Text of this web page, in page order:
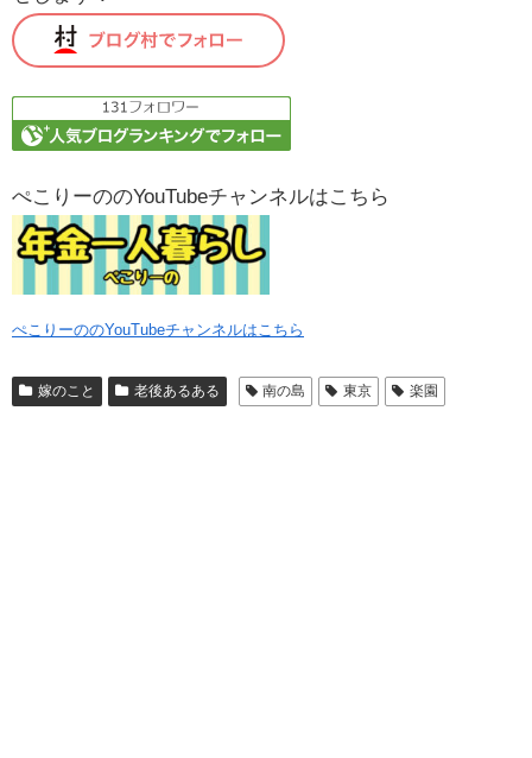
ぺこりーののYouTubeチャンネルはこちら
ぺこりーののYouTubeチャンネルはこちら
嫁のこと 老後あるある 南の島 東京 楽園